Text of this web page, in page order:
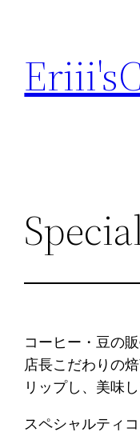
コーヒー・豆の
店長こだわりの
リップし、美味
スペシャルティ